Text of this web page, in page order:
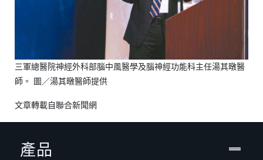
三軍總醫院神經外科部腦中風醫學及腦神經功能科主任湯其暾醫
師。 圖／湯其暾醫師提供
文章轉載自 聯合新聞網
產品